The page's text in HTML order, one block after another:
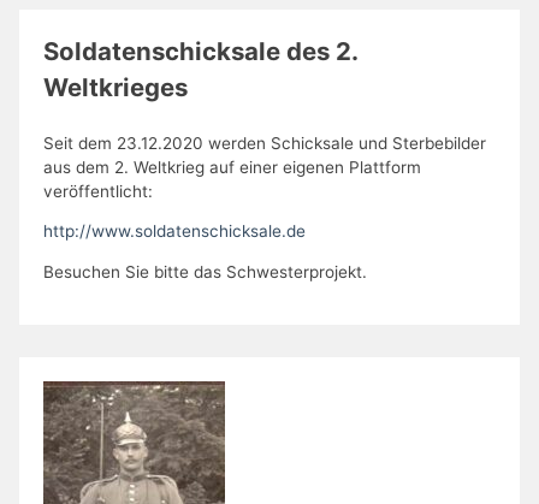
Soldatenschicksale des 2.
Weltkrieges
Seit dem 23.12.2020 werden Schicksale und Sterbebilder
aus dem 2. Weltkrieg auf einer eigenen Plattform
veröffentlicht:
http://www.soldatenschicksale.de
Besuchen Sie bitte das Schwesterprojekt.